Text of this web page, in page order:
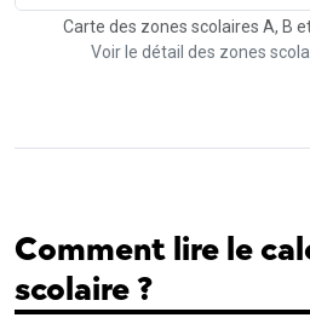
Carte des zones scolaires A, B
Voir le détail des zones
Comment lire le
scolaire ?